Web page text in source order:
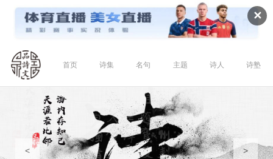
✕
首页 诗集 名句 主题 诗人 诗塾
< >